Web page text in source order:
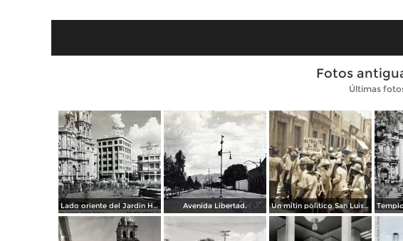
Fotos
Últimas
Lado oriente del Jardin Hidalgo. ( Circulada el 12 de Julio de 1957 ). Avenida Libertad. Un mitin politico San Luis Potosí 8 de Mayo de 1921